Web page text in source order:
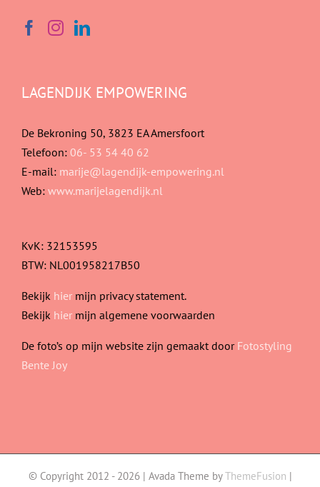
LAGENDIJK EMPOWERING
De Bekroning 50, 3823 EA Amersfoort
Telefoon: 06- 53 54 40 62
E-mail: marije@lagendijk-empowering.nl
Web: www.marijelagendijk.nl
KvK: 32153595
BTW: NL001958217B50
Bekijk hier mijn privacy statement.
Bekijk hier mijn algemene voorwaarden
De foto’s op mijn website zijn gemaakt door Fotostyling
Bente Joy
© Copyright 2012 - 2026 | Avada Theme byThemeFusion |